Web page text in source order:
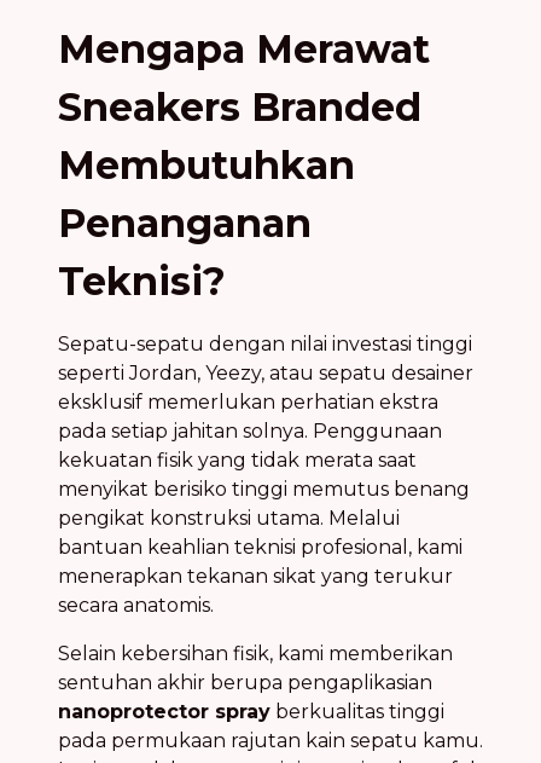
Mengapa Merawat
Sneakers Branded
Membutuhkan
Penanganan
Teknisi?
Sepatu-sepatu dengan nilai investasi tinggi
seperti Jordan, Yeezy, atau sepatu desainer
eksklusif memerlukan perhatian ekstra
pada setiap jahitan solnya. Penggunaan
kekuatan fisik yang tidak merata saat
menyikat berisiko tinggi memutus benang
pengikat konstruksi utama. Melalui
bantuan keahlian teknisi profesional, kami
menerapkan tekanan sikat yang terukur
secara anatomis.
Selain kebersihan fisik, kami memberikan
sentuhan akhir berupa pengaplikasian
nanoprotector spray berkualitas tinggi
pada permukaan rajutan kain sepatu kamu.